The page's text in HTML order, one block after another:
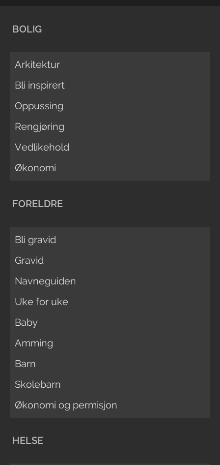
BOLIG
Arkitektur
Bli inspirert
Oppussing
Rengjøring
Vedlikehold
Økonomi
FORELDRE
Bli gravid
Gravid
Navneguiden
Uke for uke
Baby
Amming
Barn
Skolebarn
Økonomi og permisjon
HELSE